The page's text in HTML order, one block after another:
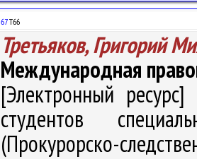
67Т66
Третьяков, Григорий
Международная
[Электронный
студентов
(Прокурорско-